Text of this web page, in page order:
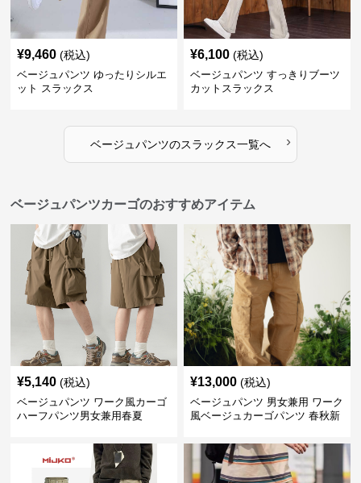
¥9,460 (税込)
ベージュパンツ ゆったりシルエ
ット スラックス
¥6,100 (税込)
ベージュパンツ すっきりブーツ
カットスラックス
ベージュパンツのスラックス一覧へ ›
ベージュパンツカーゴのおすすめアイテム
¥5,140 (税込)
ベージュパンツ ワーク風カーゴ
ハーフパンツ男女兼用春夏
¥13,000 (税込)
ベージュパンツ 男女兼用 ワーク
風ベージュカーゴパンツ 春秋新